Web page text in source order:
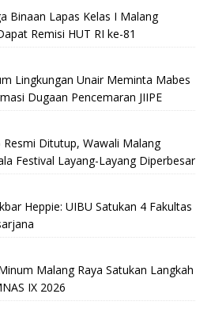
Binaan Lapas Kelas I Malang
Remisi HUT RI ke-81
Lingkungan Unair Meminta Mabes
Dugaan Pencemaran JIIPE
Resmi Ditutup, Wawali Malang
Festival Layang-Layang Diperbesar
Heppie: UIBU Satukan 4 Fakultas
Malang Raya Satukan Langkah
IX 2026